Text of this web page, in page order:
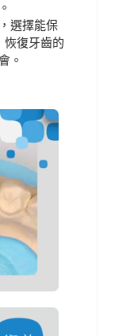
選擇能保
恢復牙齒的
。